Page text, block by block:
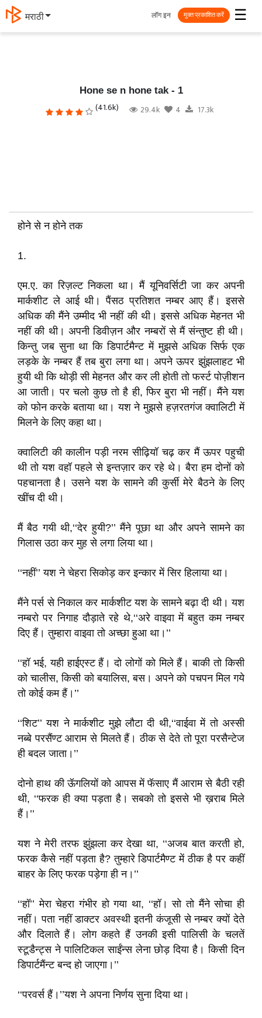
मराठी ☰
लॉग इन मुक्त प्रकाशित करें
Hone se n hone tak - 1
(41.6k) 29.4k 4 17.3k
होने से न होने तक
1.
एम.ए. का रिज़ल्ट निकला था। मैं यूनिवर्सिटी जा कर अपनी
मार्कशीट ले आई थी। पैंसठ प्रतिशत नम्बर आए हैं। इससे
अधिक की मैंने उम्मीद भी नहीं की थी। इससे अधिक मेहनत भी
नहीं की थी। अपनी डिवीज़न और नम्बरों से मैं संन्तुष्ट ही थी।
किन्तु जब सुना था कि डिपार्टमैन्ट में मुझसे अधिक सिर्फ एक
लड़के के नम्बर हैं तब बुरा लगा था। अपने ऊपर झुंझलाहट भी
हुयी थी कि थोड़ी सी मेहनत और कर ली होती तो फर्स्ट पोज़ीशन
आ जाती। पर चलो कुछ तो है ही, फिर बुरा भी नहीं। मैंने यश
को फोन करके बताया था। यश ने मुझसे हज़रतगंज क्वालिटी में
मिलने के लिए कहा था।
क्वालिटी की कालीन पड़ी नरम सीढ़ियॉ चढ़ कर मैं ऊपर पहुची
थी तो यश वहॉ पहले से इन्तज़ार कर रहे थे। बैरा हम दोनों को
पहचानता है। उसने यश के सामने की कुर्सी मेरे बैठने के लिए
खींच दी थी।
मैं बैठ गयी थी,‘‘देर हुयी?’’ मैंने पूछा था और अपने सामने का
गिलास उठा कर मुह से लगा लिया था।
‘‘नहीं’’ यश ने चेहरा सिकोड़ कर इन्कार में सिर हिलाया था।
मैंने पर्स से निकाल कर मार्कशीट यश के सामने बढ़ा दी थी। यश
नम्बरो पर निगाह दौड़ाते रहे थे,‘‘अरे वाइवा में बहुत कम नम्बर
दिए हैं। तुम्हारा वाइवा तो अच्छा हुआ था।’’
‘‘हॉ भई, यही हाईएस्ट हैं। दो लोगों को मिले हैं। बाकी तो किसी
को चालीस, किसी को बयालिस, बस। अपने को पचपन मिल गये
तो कोई कम हैं।’’
‘‘शिट’’ यश ने मार्कशीट मुझे लौटा दी थी,‘‘वाईवा में तो अस्सी
नब्बे परसैंण्ट आराम से मिलते हैं। ठीक से देते तो पूरा परसैन्टेज
ही बदल जाता।’’
दोनो हाथ की ऊॅगलियों को आपस में फॅसाए मैं आराम से बैठी रही
थी, ‘‘फरक ही क्या पड़ता है। सबको तो इससे भी ख़राब मिले
हैं।’’
यश ने मेरी तरफ झुंझला कर देखा था, ‘‘अजब बात करती हो,
फरक कैसे नहीं पड़ता है? तुम्हारे डिपार्टमैण्ट में ठीक है पर कहीं
बाहर के लिए फरक पड़ेगा ही न।’’
‘‘हॉ’’ मेरा चेहरा गंभीर हो गया था, ‘‘हॉ। सो तो मैंने सोचा ही
नहीं। पता नहीं डाक्टर अवस्थी इतनी कंजूसी से नम्बर क्यों देते
और दिलाते हैं। लोग कहते हैं उनकी इसी पालिसी के चलतें
स्टूडैन्ट्स ने पालिटिकल साईंन्स लेना छोड़ दिया है। किसी दिन
डिपार्टमैंन्ट बन्द हो जाएगा।’’
‘‘परवर्स हैं।’’यश ने अपना निर्णय सुना दिया था।